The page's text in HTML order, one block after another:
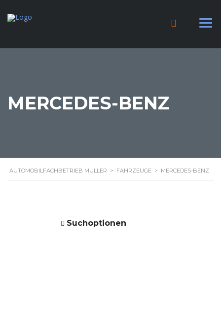
MERCEDES-BENZ
AUTOMOBILFACHBETRIEB MÜLLER > FAHRZEUGE > MERCEDES-BENZ
Suchoptionen